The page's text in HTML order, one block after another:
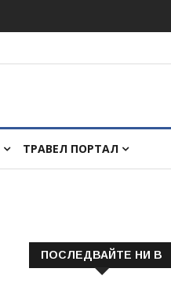
ТРАВЕЛ ПОРТАЛ
ПОСЛЕДВАЙТЕ НИ В